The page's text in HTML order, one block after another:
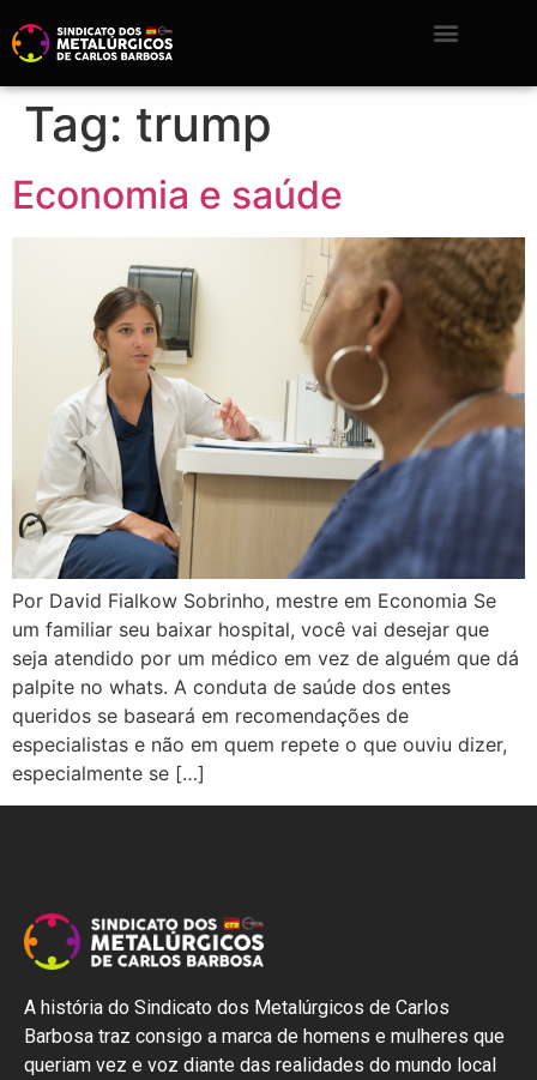
Tag: trump
Economia e saúde
Por David Fialkow Sobrinho, mestre em Economia Se
um familiar seu baixar hospital, você vai desejar que
seja atendido por um médico em vez de alguém que dá
palpite no whats. A conduta de saúde dos entes
queridos se baseará em recomendações de
especialistas e não em quem repete o que ouviu dizer,
especialmente se […]
A história do Sindicato dos Metalúrgicos de Carlos
Barbosa traz consigo a marca de homens e mulheres que
queriam vez e voz diante das realidades do mundo local